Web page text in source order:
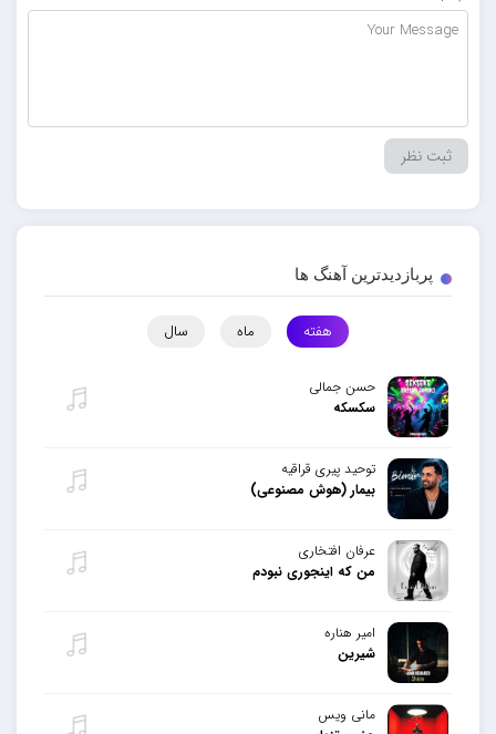
پربازدیدترین آهنگ ها
هفته ماه سال
حسن جمالی
سکسکه
توحید پیری قراقیه
بیمار (هوش مصنوعی)
عرفان افتخاری
من که اینجوری نبودم
امیر هناره
شیرین
مانی ویس